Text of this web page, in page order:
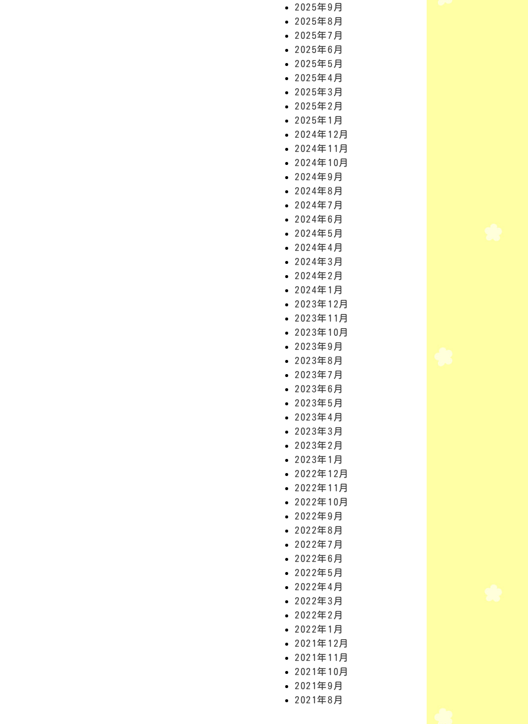
2025年9月
2025年8月
2025年7月
2025年6月
2025年5月
2025年4月
2025年3月
2025年2月
2025年1月
2024年12月
2024年11月
2024年10月
2024年9月
2024年8月
2024年7月
2024年6月
2024年5月
2024年4月
2024年3月
2024年2月
2024年1月
2023年12月
2023年11月
2023年10月
2023年9月
2023年8月
2023年7月
2023年6月
2023年5月
2023年4月
2023年3月
2023年2月
2023年1月
2022年12月
2022年11月
2022年10月
2022年9月
2022年8月
2022年7月
2022年6月
2022年5月
2022年4月
2022年3月
2022年2月
2022年1月
2021年12月
2021年11月
2021年10月
2021年9月
2021年8月